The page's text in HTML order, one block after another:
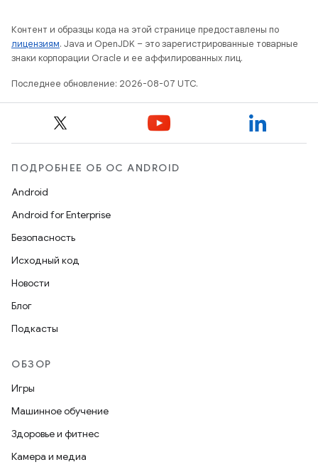
Контент и образцы кода на этой странице предоставлены по
лицензиям. Java и OpenJDK – это зарегистрированные товарные
знаки корпорации Oracle и ее аффилированных лиц.
Последнее обновление: 2026-08-07 UTC.
ПОДРОБНЕЕ ОБ ОС ANDROID
Android
Android for Enterprise
Безопасность
Исходный код
Новости
Блог
Подкасты
ОБЗОР
Игры
Машинное обучение
Здоровье и фитнес
Камера и медиа